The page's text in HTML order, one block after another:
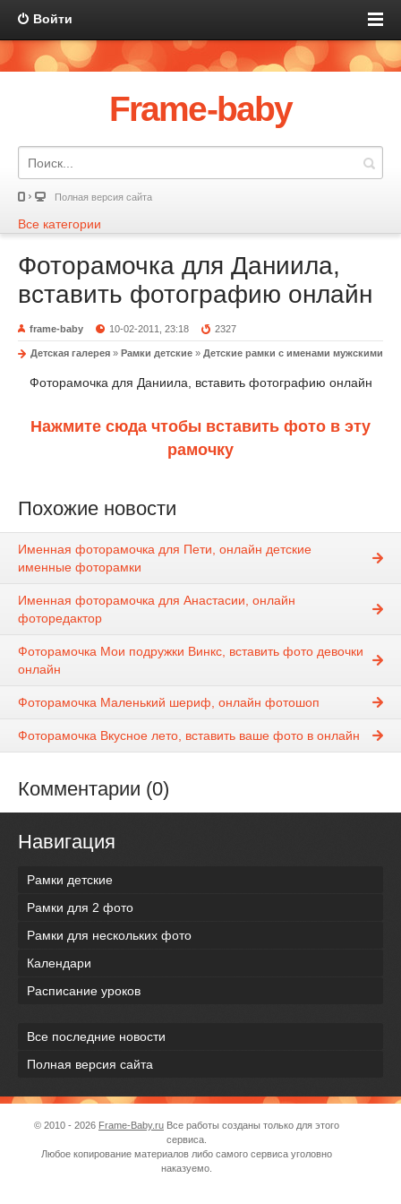
Войти
Frame-baby
Полная версия сайта
Все категории
Фоторамочка для Даниила,
вставить фотографию онлайн
frame-baby 10-02-2011, 23:18 2327
Детская галерея » Рамки детские » Детские рамки с именами мужскими
Фоторамочка для Даниила, вставить фотографию онлайн
Нажмите сюда чтобы вставить фото в эту
рамочку
Похожие новости
Именная фоторамочка для Пети, онлайн детские
именные фоторамки
Именная фоторамочка для Анастасии, онлайн
фоторедактор
Фоторамочка Мои подружки Винкс, вставить фото девочки
онлайн
Фоторамочка Маленький шериф, онлайн фотошоп
Фоторамочка Вкусное лето, вставить ваше фото в онлайн
Комментарии (0)
Навигация
Рамки детские
Рамки для 2 фото
Рамки для нескольких фото
Календари
Расписание уроков
Все последние новости
Полная версия сайта
© 2010 - 2026 Frame-Baby.ru Все работы созданы только для этого
сервиса.
Любое копирование материалов либо самого сервиса уголовно
наказуемо.